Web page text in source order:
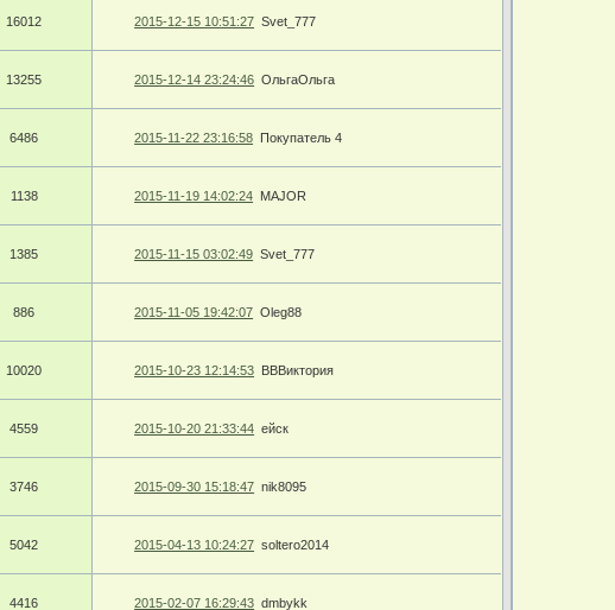
16012 2015-12-15 10:51:27 Svet_777
13255 2015-12-14 23:24:46 ОльгаОльга
6486 2015-11-22 23:16:58 Покупатель 4
1138 2015-11-19 14:02:24 MAJOR
1385 2015-11-15 03:02:49 Svet_777
886 2015-11-05 19:42:07 Oleg88
10020 2015-10-23 12:14:53 ВВВиктория
4559 2015-10-20 21:33:44 ейск
3746 2015-09-30 15:18:47 nik8095
5042 2015-04-13 10:24:27 soltero2014
4416 2015-02-07 16:29:43 dmbykk